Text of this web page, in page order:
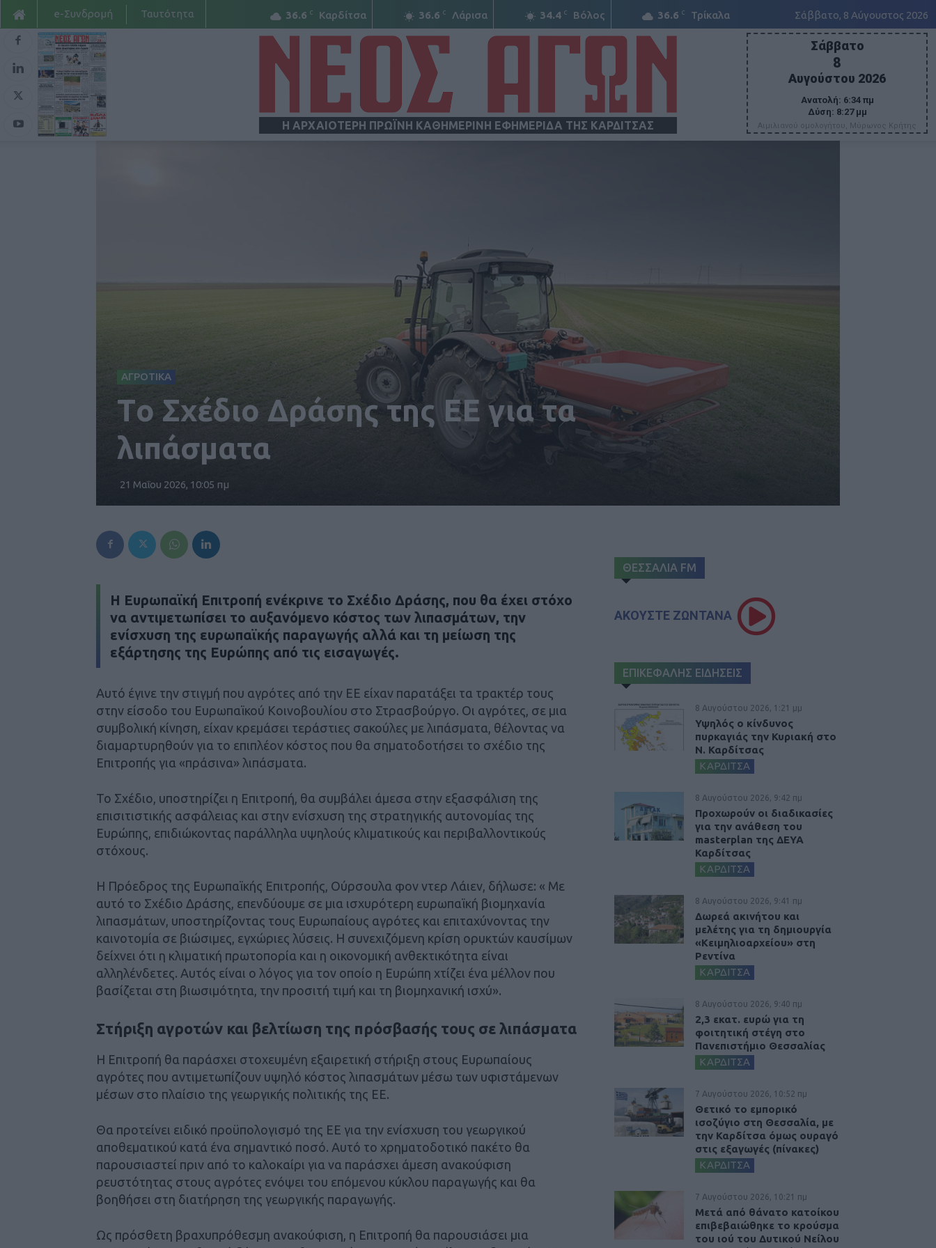
36.6 C Καρδίτσα 36.6 C Λάρισα 34.4 C Βόλος 36.6 C Τρίκαλα Σάββατο, 8 Αύγουστος 2026
e-Συνδρομή Ταυτότητα
Η ΑΡΧΑΙΟΤΕΡΗ ΠΡΩΪΝΗ ΚΑΘΗΜΕΡΙΝΗ ΕΦΗΜΕΡΙΔΑ ΤΗΣ ΚΑΡΔΙΤΣΑΣ
ΑΓΩΝ
Σάββατο
8
Αυγούστου 2026
Ανατολή: 6:34 πμ
Δύση: 8:27 μμ
Αιμιλιανού ομολογήτου, Μύρωνος Κρήτης
ΑΓΡΟΤΙΚΑ
Tο Σχέδιο Δράσης της ΕΕ για τα
λιπάσματα
21 Μαΐου 2026, 10:05 πμ
Η Ευρωπαϊκή Επιτροπή ενέκρινε το Σχέδιο Δράσης, που θα έχει στόχο
να αντιμετωπίσει το αυξανόμενο κόστος των λιπασμάτων, την
ενίσχυση της ευρωπαϊκής παραγωγής αλλά και τη μείωση της
εξάρτησης της Ευρώπης από τις εισαγωγές.
Αυτό έγινε την στιγμή που αγρότες από την ΕΕ είχαν παρατάξει τα τρακτέρ τους
στην είσοδο του Ευρωπαϊκού Κοινοβουλίου στο Στρασβούργο. Οι αγρότες, σε μια
συμβολική κίνηση, είχαν κρεμάσει τεράστιες σακούλες με λιπάσματα, θέλοντας να
διαμαρτυρηθούν για το επιπλέον κόστος που θα σηματοδοτήσει το σχέδιο της
Επιτροπής για «πράσινα» λιπάσματα.
Το Σχέδιο, υποστηρίζει η Επιτροπή, θα συμβάλει άμεσα στην εξασφάλιση της
επισιτιστικής ασφάλειας και στην ενίσχυση της στρατηγικής αυτονομίας της
Ευρώπης, επιδιώκοντας παράλληλα υψηλούς κλιματικούς και περιβαλλοντικούς
στόχους.
Η Πρόεδρος της Ευρωπαϊκής Επιτροπής, Ούρσουλα φον ντερ Λάιεν, δήλωσε: « Με
αυτό το Σχέδιο Δράσης, επενδύουμε σε μια ισχυρότερη ευρωπαϊκή βιομηχανία
λιπασμάτων, υποστηρίζοντας τους Ευρωπαίους αγρότες και επιταχύνοντας την
καινοτομία σε βιώσιμες, εγχώριες λύσεις. Η συνεχιζόμενη κρίση ορυκτών καυσίμων
δείχνει ότι η κλιματική πρωτοπορία και η οικονομική ανθεκτικότητα είναι
αλληλένδετες. Αυτός είναι ο λόγος για τον οποίο η Ευρώπη χτίζει ένα μέλλον που
βασίζεται στη βιωσιμότητα, την προσιτή τιμή και τη βιομηχανική ισχύ».
Στήριξη αγροτών και βελτίωση της πρόσβασής τους σε λιπάσματα
Η Επιτροπή θα παράσχει στοχευμένη εξαιρετική στήριξη στους Ευρωπαίους
αγρότες που αντιμετωπίζουν υψηλό κόστος λιπασμάτων μέσω των υφιστάμενων
μέσων στο πλαίσιο της γεωργικής πολιτικής της ΕΕ.
Θα προτείνει ειδικό προϋπολογισμό της ΕΕ για την ενίσχυση του γεωργικού
αποθεματικού κατά ένα σημαντικό ποσό. Αυτό το χρηματοδοτικό πακέτο θα
παρουσιαστεί πριν από το καλοκαίρι για να παράσχει άμεση ανακούφιση
ρευστότητας στους αγρότες ενόψει του επόμενου κύκλου παραγωγής και θα
βοηθήσει στη διατήρηση της γεωργικής παραγωγής.
Ως πρόσθετη βραχυπρόθεσμη ανακούφιση, η Επιτροπή θα παρουσιάσει μια
ΘΕΣΣΑΛΙΑ FM
ΑΚΟΥΣΤΕ ΖΩΝΤΑΝΑ
ΕΠΙΚΕΦΑΛΗΣ ΕΙΔΗΣΕΙΣ
8 Αυγούστου 2026, 1:21 μμ
Υψηλός ο κίνδυνος
πυρκαγιάς την Κυριακή στο
Ν. Καρδίτσας
ΚΑΡΔΙΤΣΑ
8 Αυγούστου 2026, 9:42 πμ
Προχωρούν οι διαδικασίες
για την ανάθεση του
masterplan της ΔΕΥΑ
Καρδίτσας
ΚΑΡΔΙΤΣΑ
8 Αυγούστου 2026, 9:41 πμ
Δωρεά ακινήτου και
μελέτης για τη δημιουργία
«Κειμηλιοαρχείου» στη
Ρεντίνα
ΚΑΡΔΙΤΣΑ
8 Αυγούστου 2026, 9:40 πμ
2,3 εκατ. ευρώ για τη
φοιτητική στέγη στο
Πανεπιστήμιο Θεσσαλίας
ΚΑΡΔΙΤΣΑ
7 Αυγούστου 2026, 10:52 πμ
Θετικό το εμπορικό
ισοζύγιο στη Θεσσαλία, με
την Καρδίτσα όμως ουραγό
στις εξαγωγές (πίνακες)
ΚΑΡΔΙΤΣΑ
7 Αυγούστου 2026, 10:21 πμ
Μετά από θάνατο κατοίκου
επιβεβαιώθηκε το κρούσμα
του ιού του Δυτικού Νείλου